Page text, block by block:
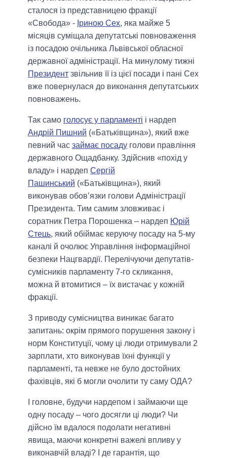
сталося із представницею фракції
«Свобода» - Іриною Сех, яка майже 5
місяців суміщала депутатські повноваження
із посадою очільника Львівської обласної
державної адміністрації. На минулому тижні
Президент звільнив її із цієї посади і пані Сех
вже повернулася до виконання депутатських
повноважень.
Так само голосує у парламенті і нардеп
Андрій Пишний («Батьківщина»), який вже
певний час займає посаду голови правління
державного Ощадбанку. Здійснив «похід у
владу» і нардеп Сергій
Пашинський («Батьківщина»), який
виконував обов’язки голови Адміністрації
Президента. Тим самим зловживає і
соратник Петра Порошенка – нардеп Юрій
Стець, який обіймає керуючу посаду на 5-му
каналі й очолює Управління інформаційної
безпеки Нацгвардії. Перелічуючи депутатів-
сумісників парламенту 7-го скликання,
можна й втомитися – їх вистачає у кожній
фракції.
З приводу сумісництва виникає багато
запитань: окрім прямого порушення закону і
норм Конституції, чому ці люди отримували 2
зарплати, хто виконував їхні функції у
парламенті, та невже не було достойних
фахівців, які б могли очолити ту саму ОДА?
І головне, будучи нардепом і займаючи ще
одну посаду – чого досягли ці люди? Чи
дійсно їм вдалося подолати негативні
явища, маючи конкретні важелі впливу у
виконавчій владі? І де гарантія, що